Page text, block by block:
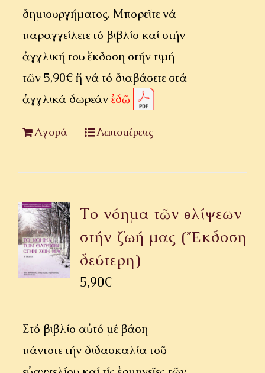
δημιουργήματος. Μπορεῖτε νά
παραγγείλετε τό βιβλίο καί στήν
ἀγγλική του ἔκδοση στήν τιμή
τῶν 5,90€ ἤ νά τό διαβάσετε στά
ἀγγλικά δωρεάνἐδῶ
Αγορά Λεπτομέρειες
Το νόημα τῶν θλίψεων
στήν ζωή μας (Ἔκδοση
δεύτερη)
5,90€
Στό βιβλίο αὐτό μέ βάση
πάντοτε τήν διδασκαλία τοῦ